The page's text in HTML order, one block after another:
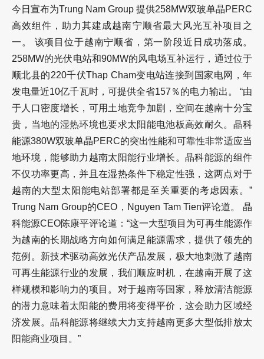
今日宣布为Trung Nam Group 提供258MW双玻单晶PERC
高效组件，助力其建成越南宁顺省最大风光互补项目之
一。 该项目位于越南宁顺省，第一阶段近日成功落成。
258MW的光伏电站和90MW的风电场互补运行，通过位于
顺北县的220千伏Thap Cham变电站连接到国家电网，年
发电量近10亿千瓦时，可提供全省157％的电力输出。 “由
于人口密度增长，可用土地竞争加剧，空间在越南十分宝
贵，当地的湿热环境也要求太阳能电池板高效耐久。晶科
能源380W双玻单晶PERC的突出性能和可靠性非常适应当
地环境，能够助力越南太阳能行业增长。晶科能源的组件
不仅功率更高，并且在湿热条件下稳定性强，这两点对于
越南的大型太阳能电站部署都是至关重要的考虑因素。”
Trung Nam Group的CEO，Nguyen Tam Tien评论道。 晶
科能源CEO陈康平评论道：“这一大型项目为可再生能源作
为越南的长期战略方向如何满足能源需求，提供了领先的
范例。新技术驱动高效光伏产品发展，极大地刺激了越南
可再生能源行业的发展，我们顺应时机，在越南开展了这
样规模和影响力的项目。对于越南等国家，释放清洁能源
的潜力意味着太阳能的费用将变得平价，这会助力区域经
济发展。晶科能源将继续大力支持越南更多大型低排放太
阳能商业项目。”